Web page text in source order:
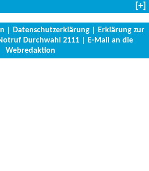
Datenschutzerklärung
Erklärung zur
Durchwahl 2111
E-Mail an die
Webredaktion